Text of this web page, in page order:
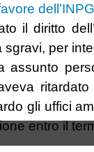
il diritto
per
assunto
gli uffici
entro il